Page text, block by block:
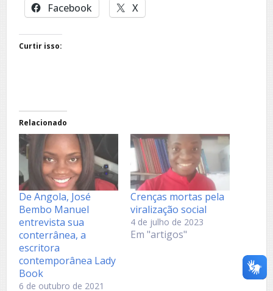
Facebook X
Curtir isso:
Relacionado
De Angola, José
Bembo Manuel
entrevista sua
conterrânea, a
escritora
contemporânea Lady
Book
6 de outubro de 2021
Crenças mortas pela
viralização social
4 de julho de 2023
Em "artigos"